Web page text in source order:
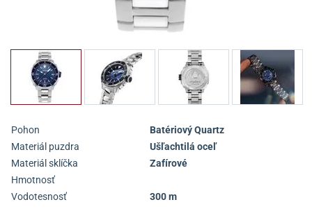
Pohon
Batériový Quartz
Materiál puzdra
Ušľachtilá oceľ
Materiál sklíčka
Zafírové
Hmotnosť
Vodotesnosť
300 m